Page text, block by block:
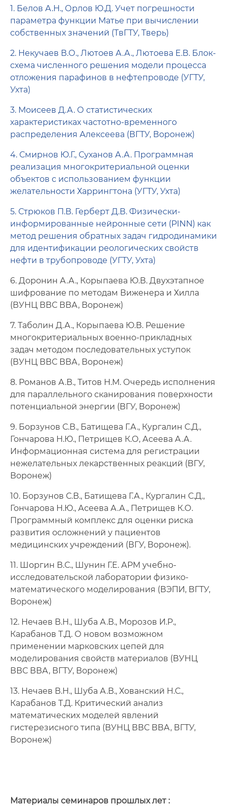
1. Белов А.Н., Орлов Ю.Д. Учет погрешности
параметра функции Матье при вычислении
собственных значений (ТвГТУ, Тверь)
2. Некучаев В.О., Лютоев А.А., Лютоева Е.В. Блок-
схема численного решения модели процесса
отложения парафинов в нефтепроводе (УГТУ,
Ухта)
3. Моисеев Д.А. О статистических
характеристиках частотно-временного
распределения Алексеева (ВГТУ, Воронеж)
4. Смирнов Ю.Г., Суханов А.А. Программная
реализация многокритериальной оценки
объектов с использованием функции
желательности Харрингтона (УГТУ, Ухта)
5. Стрюков П.В. Герберт Д.В. Физически-
информирован­ные нейронные сети (PINN) как
метод решения обратных задач гидродинамики
для идентификации реологических свойств
нефти в трубопроводе (УГТУ, Ухта)
6. Доронин А.А., Корыпаева Ю.В. Двухэтапное
шифрование по методам Виженера и Хилла
(ВУНЦ ВВС ВВА, Воронеж)
7. Таболин Д.А., Корыпаева Ю.В. Решение
многокритериальных военно-прикладных
задач методом последовательных уступок
(ВУНЦ ВВС ВВА, Воронеж)
8. Романов А.В., Титов Н.М. Очередь исполнения
для параллельного сканирования поверхности
потенциальной энергии (ВГУ, Воронеж)
9. Борзунов С.В., Батищева Г.А., Кургалин С.Д.,
Гончарова Н.Ю., Петрищев К.О, Асеева А.А.
Информационная система для регистрации
нежелательных лекарственных реакций (ВГУ,
Воронеж)
10. Борзунов С.В., Батищева Г.А., Кургалин С.Д.,
Гончарова Н.Ю., Асеева А.А., Петрищев К.О.
Программный комплекс для оценки риска
развития осложнений у пациентов
медицинских учреждений (ВГУ, Воронеж).
11. Шоргин В.С., Шунин Г.Е. АРМ учебно-
исследователь­ской лаборатории физико-
математического моделирования (ВЭПИ, ВГТУ,
Воронеж)
12. Нечаев В.Н., Шуба А.В., Морозов И.Р.,
Карабанов Т.Д. О новом возможном
применении марковских цепей для
моделирования свойств материалов (ВУНЦ
ВВС ВВА, ВГТУ, Воронеж)
13. Нечаев В.Н., Шуба А.В., Хованский Н.С.,
Карабанов Т.Д. Критический анализ
математических моделей явлений
гистерезисного типа (ВУНЦ ВВС ВВА, ВГТУ,
Воронеж)
Материалы семинаров прошлых лет :